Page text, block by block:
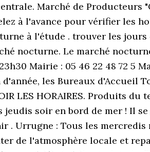
Marché de Producteurs
à l'avance pour vérifier les
à l'étude . trouver les jours
nocturne. Le marché
Mairie : 05 46 22 48 72 5
d'année, les Bureaux d'Accueil
LES HORAIRES. Produits
soir en bord de mer ! Il
. Urrugne : Tous les
de l'atmosphère locale et